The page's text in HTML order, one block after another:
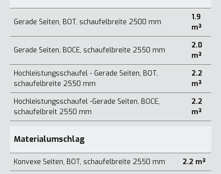
Gerade Seiten, BOT, schaufelbreite 2500 mm
1.9
m³
Gerade Seiten, BOCE, schaufelbreite 2550 mm
2.0
m³
Hochleistungsschaufel - Gerade Seiten, BOT,
schaufelbreite 2550 mm
2.2
m³
Hochleistungsschaufel -Gerade Seiten, BOCE,
schaufelbreit 2550 mm
2.2
m³
Materialumschlag
Konvexe Seiten, BOT, schaufelbreite 2550 mm
2.2 m³